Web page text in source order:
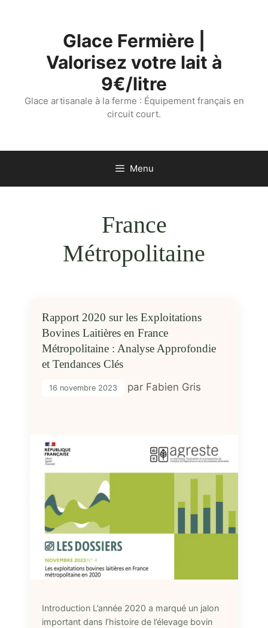
Glace Fermière |
Valorisez votre lait à
9€/litre
Glace artisanale à la ferme : Équipement français en
circuit court.
Menu
France
Métropolitaine
Rapport 2020 sur les Exploitations
Bovines Laitières en France
Métropolitaine : Analyse Approfondie
et Tendances Clés
16 novembre 2023 par Fabien Gris
Introduction L’année 2020 a marqué un jalon
important dans l’histoire de l’élevage bovin